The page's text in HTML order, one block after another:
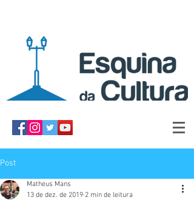
Post
Matheus Mans
13 de dez. de 2019 2 min de leitura